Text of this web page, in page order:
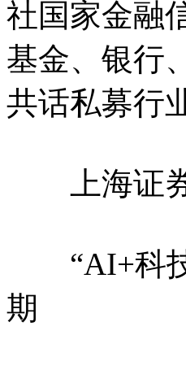
社国家金融
基金、银行
共话私募行
上海证
“AI+科技
期